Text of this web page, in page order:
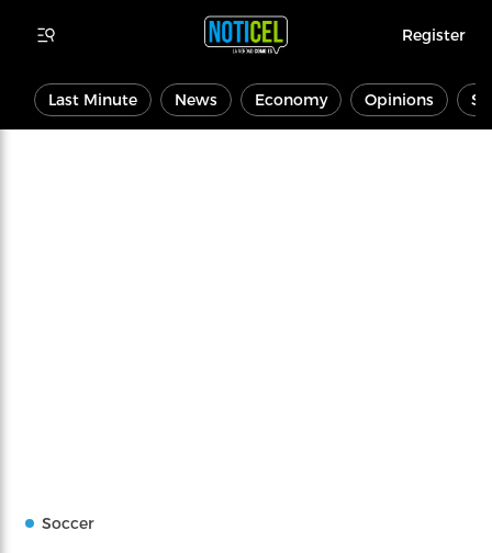
Register
Last Minute News Economy Opinions
Soccer